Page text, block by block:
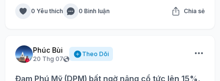
0 Yêu thích 0 Bình luận Chia sẻ
Phúc Bùi
20 Thg 07
Theo Dõi
Đạm Phú Mỹ (DPM) bất ngờ nâng cổ tức lên 15%,